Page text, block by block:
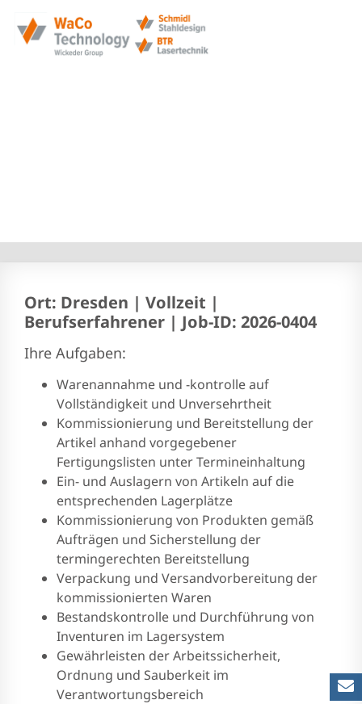
Ort: Dresden | Vollzeit |
Berufserfahrener | Job-ID: 2026-0404
Ihre Aufgaben:
Warenannahme und -kontrolle auf
Vollständigkeit und Unversehrtheit
Kommissionierung und Bereitstellung der
Artikel anhand vorgegebener
Fertigungslisten unter Termineinhaltung
Ein- und Auslagern von Artikeln auf die
entsprechenden Lagerplätze
Kommissionierung von Produkten gemäß
Aufträgen und Sicherstellung der
termingerechten Bereitstellung
Verpackung und Versandvorbereitung der
kommissionierten Waren
Bestandskontrolle und Durchführung von
Inventuren im Lagersystem
Gewährleisten der Arbeitssicherheit,
Ordnung und Sauberkeit im
Verantwortungsbereich